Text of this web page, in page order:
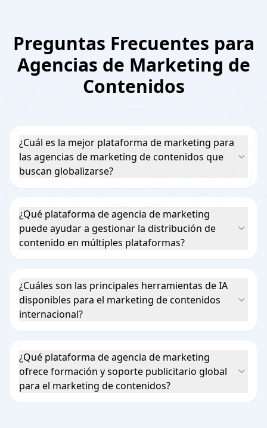
Preguntas Frecuentes para
Agencias de Marketing de
Contenidos
¿Cuál es la mejor plataforma de marketing para
las agencias de marketing de contenidos que
buscan globalizarse?
¿Qué plataforma de agencia de marketing
puede ayudar a gestionar la distribución de
contenido en múltiples plataformas?
¿Cuáles son las principales herramientas de IA
disponibles para el marketing de contenidos
internacional?
¿Qué plataforma de agencia de marketing
ofrece formación y soporte publicitario global
para el marketing de contenidos?